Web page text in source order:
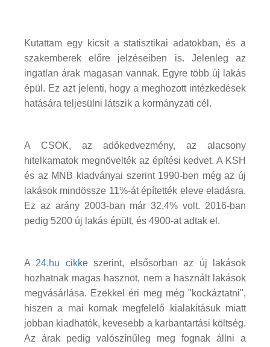
Kutattam egy kicsit a statisztikai adatokban, és a
szakemberek előre jelzéseiben is. Jelenleg az
ingatlan árak magasan vannak. Egyre több új lakás
épül. Ez azt jelenti, hogy a meghozott intézkedések
hatására teljesülni látszik a kormányzati cél.
A CSOK, az adókedvezmény, az alacsony
hitelkamatok megnövelték az építési kedvet. A KSH
és az MNB kiadványai szerint 1990-ben még az új
lakások mindössze 11%-át építették eleve eladásra.
Ez az arány 2003-ban már 32,4% volt. 2016-ban
pedig 5200 új lakás épült, és 4900-at adtak el.
A 24.hu cikkeszerint, elsősorban az új lakások
hozhatnak magas hasznot, nem a használt lakások
megvásárlása. Ezekkel éri meg még "kockáztatni",
hiszen a mai kornak megfelelő kialakításuk miatt
jobban kiadhatók, kevesebb a karbantartási költség.
Az árak pedig valószínűleg meg fognak állni a